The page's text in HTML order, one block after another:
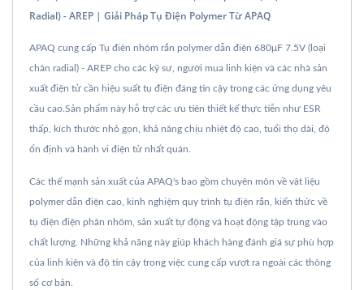
Radial) - AREP | Giải Pháp Tụ Điện Polymer Từ APAQ
APAQ cung cấp Tụ điện nhôm rắn polymer dẫn điện 680μF 7.5V (loại
chân radial) - AREP cho các kỹ sư, người mua linh kiện và các nhà sản
xuất điện tử cần hiệu suất tụ điện đáng tin cậy trong các ứng dụng yêu
cầu cao.Sản phẩm này hỗ trợ các ưu tiên thiết kế thực tiễn như ESR
thấp, kích thước nhỏ gọn, khả năng chịu nhiệt độ cao, tuổi thọ dài, độ
ổn định và hành vi điện tử nhất quán.
Các thế mạnh sản xuất của APAQ's bao gồm chuyên môn về vật liệu
polymer dẫn điện cao, kinh nghiệm quy trình tụ điện rắn, kiến thức về
tụ điện điện phân nhôm, sản xuất tự động và hoạt động tập trung vào
chất lượng. Những khả năng này giúp khách hàng đánh giá sự phù hợp
của linh kiện và độ tin cậy trong việc cung cấp vượt ra ngoài các thông
số cơ bản.